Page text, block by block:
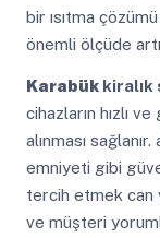
bir ısıtma
önemli ölçüde
Karabükkiralık
cihazların hızlı
alınması
emniyeti gibi
tercih etmek can
ve müşteri